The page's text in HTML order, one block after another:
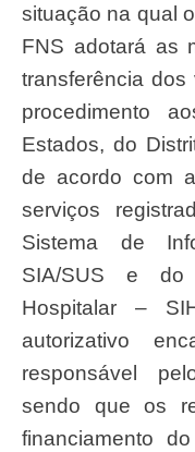
situação na qual
FNS adotará as
transferência dos
procedimento
Estados, do
de acordo com
serviços
Sistema de
SIA/SUS e do
Hospitalar –
autorizativo
responsável
sendo que os
financiamento